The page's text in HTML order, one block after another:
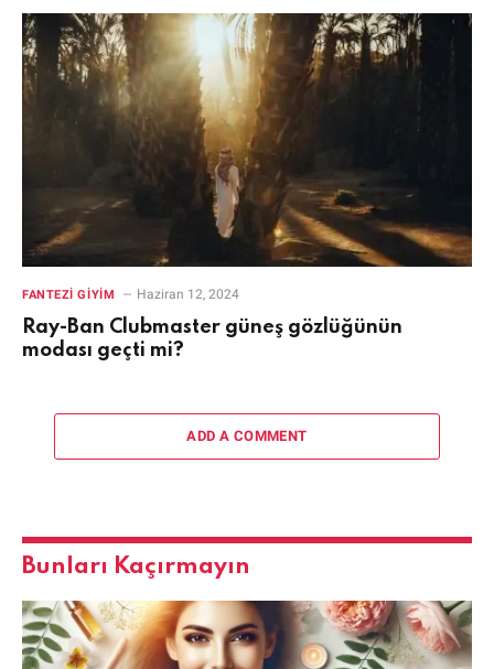
FANTEZI GIYIM Haziran 12, 2024
Ray-Ban Clubmaster güneş gözlüğünün
modası geçti mi?
ADD A COMMENT
Bunları Kaçırmayın